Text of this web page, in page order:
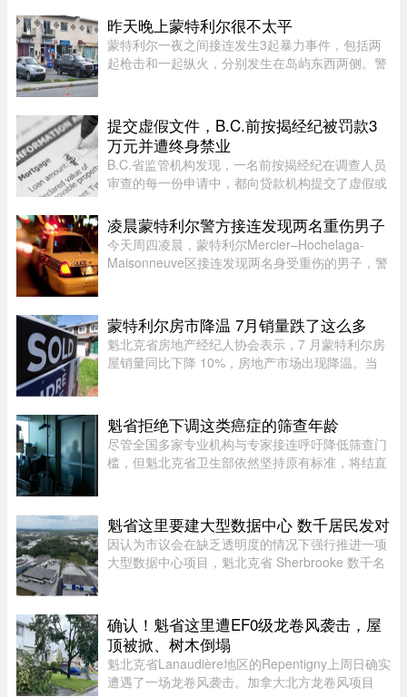
内的多支魁省警力在 8 月 1 ...
昨天晚上蒙特利尔很不太平
蒙特利尔一夜之间接连发生3起暴力事件，包括两
起枪击和一起纵火，分别发生在岛屿东西两侧。警
大道发生枪击。一名嫌疑人 ...
提交虚假文件，B.C.前按揭经纪被罚款3
万元并遭终身禁业
B.C.省监管机构发现，一名前按揭经纪在调查人员
审查的每一份申请中，都向贷款机构提交了虚假或
凌晨蒙特利尔警方接连发现两名重伤男子
今天周四凌晨，蒙特利尔Mercier–Hochelaga-
Maisonneuve区接连发现两名身受重伤的男子，警
因，也不确定是否涉及武器。警方发言人Flor ...
蒙特利尔房市降温 7月销量跌了这么多
魁北克省房地产经纪人协会表示，7 月蒙特利尔房
屋销量同比下降 10%，房地产市场出现降温。当
地区所有房屋类型以及各 ...
魁省拒绝下调这类癌症的筛查年龄
尽管全国多家专业机构与专家接连呼吁降低筛查门
槛，但魁北克省卫生部依然坚持原有标准，将结直
年轻化趋势。为此，加拿 ...
魁省这里要建大型数据中心 数千居民发对
因认为市议会在缺乏透明度的情况下强行推进一项
大型数据中心项目，魁北克省 Sherbrooke 数千名
估并举行公开辩论，同时对 ...
确认！魁省这里遭EF0级龙卷风袭击，屋
顶被掀、树木倒塌
魁北克省Lanaudière地区的Repentigny上周日确实
遭遇了一场龙卷风袭击。加拿大北方龙卷风项目